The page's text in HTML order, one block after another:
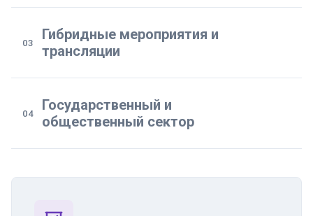
03
Гибридные мероприятия и
трансляции
04
Государственный и
общественный сектор